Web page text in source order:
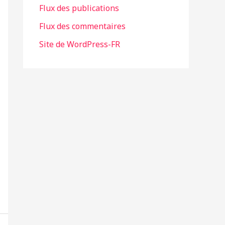
s
Flux des publications
Flux des commentaires
Site de WordPress-FR